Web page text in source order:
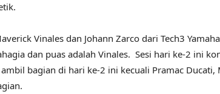
Vinales dan Johann Zarco dari Tech3
dan puas adalah Vinales. Sesi hari ke-2 ini
bagian di hari ke-2 ini kecuali Pramac Ducati,